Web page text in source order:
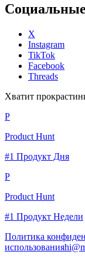
X
Instagram
TikTok
Facebook
Threads
Хватит
P
Product Hunt
#1 Продукт Дня
P
Product Hunt
#1 Продукт Недели
Политика
использования